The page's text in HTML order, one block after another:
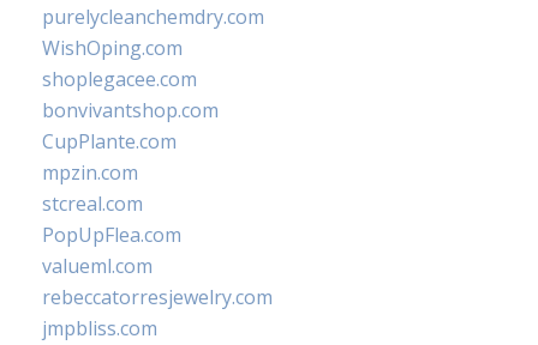
purelycleanchemdry.com
WishOping.com
shoplegacee.com
bonvivantshop.com
CupPlante.com
mpzin.com
stcreal.com
PopUpFlea.com
valueml.com
rebeccatorresjewelry.com
jmpbliss.com